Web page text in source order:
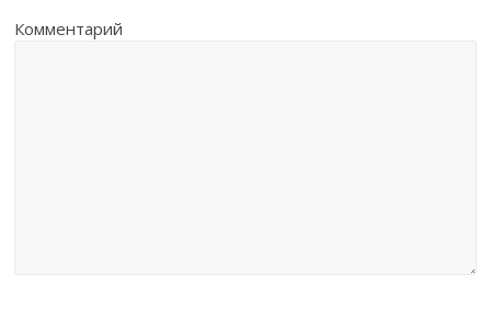
Комментарий